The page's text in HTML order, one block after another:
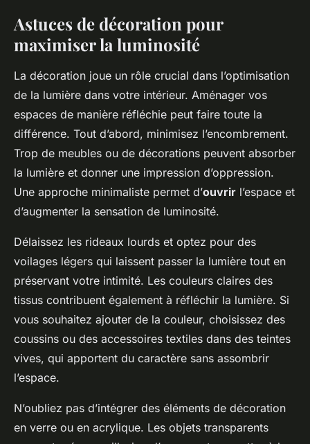
Astuces de décoration pour
maximiser la luminosité
La décoration joue un rôle crucial dans l’optimisation
de la lumière dans votre intérieur. Aménager vos
espaces de manière réfléchie peut faire toute la
différence. Tout d’abord, minimisez l’encombrement.
Trop de meubles ou de décorations peuvent absorber
la lumière et donner une impression d’oppression.
Une approche minimaliste permet d’ouvrir l’espace et
d’augmenter la sensation de luminosité.
Délaissez les rideaux lourds et optez pour des
voilages légers qui laissent passer la lumière tout en
préservant votre intimité. Les couleurs claires des
tissus contribuent également à réfléchir la lumière. Si
vous souhaitez ajouter de la couleur, choisissez des
coussins ou des accessoires textiles dans des teintes
vives, qui apportent du caractère sans assombrir
l’espace.
N’oubliez pas d’intégrer des éléments de décoration
en verre ou en acrylique. Les objets transparents